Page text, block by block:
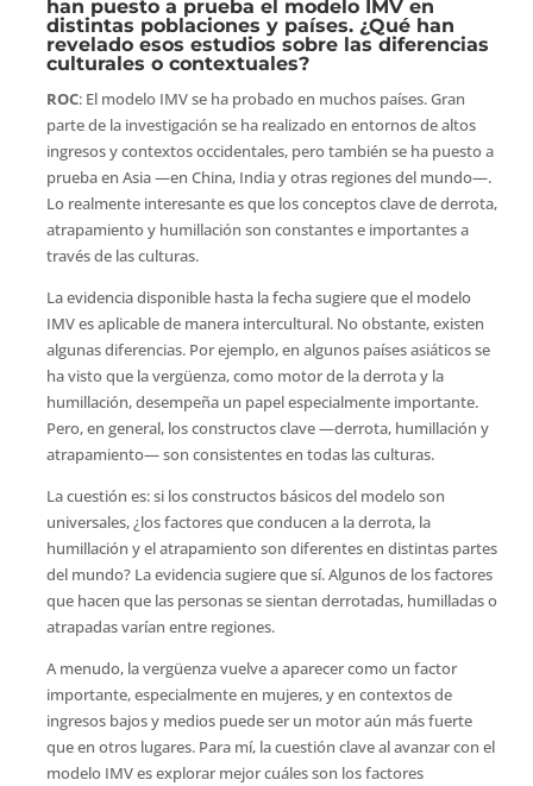
han puesto a prueba el modelo IMV en
distintas poblaciones y países. ¿Qué han
revelado esos estudios sobre las diferencias
culturales o contextuales?
ROC: El modelo IMV se ha probado en muchos países. Gran
parte de la investigación se ha realizado en entornos de altos
ingresos y contextos occidentales, pero también se ha puesto a
prueba en Asia —en China, India y otras regiones del mundo—.
Lo realmente interesante es que los conceptos clave de derrota,
atrapamiento y humillación son constantes e importantes a
través de las culturas.
La evidencia disponible hasta la fecha sugiere que el modelo
IMV es aplicable de manera intercultural. No obstante, existen
algunas diferencias. Por ejemplo, en algunos países asiáticos se
ha visto que la vergüenza, como motor de la derrota y la
humillación, desempeña un papel especialmente importante.
Pero, en general, los constructos clave —derrota, humillación y
atrapamiento— son consistentes en todas las culturas.
La cuestión es: si los constructos básicos del modelo son
universales, ¿los factores que conducen a la derrota, la
humillación y el atrapamiento son diferentes en distintas partes
del mundo? La evidencia sugiere que sí. Algunos de los factores
que hacen que las personas se sientan derrotadas, humilladas o
atrapadas varían entre regiones.
A menudo, la vergüenza vuelve a aparecer como un factor
importante, especialmente en mujeres, y en contextos de
ingresos bajos y medios puede ser un motor aún más fuerte
que en otros lugares. Para mí, la cuestión clave al avanzar con el
modelo IMV es explorar mejor cuáles son los factores